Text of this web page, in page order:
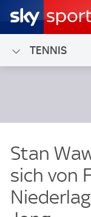
TENNIS
Stan
sich von